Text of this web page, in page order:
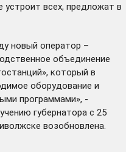
устроит всех, предложат в
новый оператор –
объединение
который в
оборудование и
программами», -
губернатора с 25
возобновлена.